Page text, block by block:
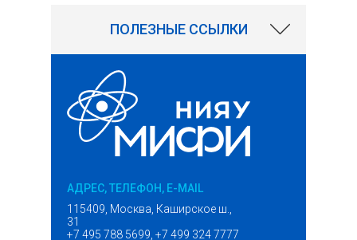
ПОЛЕЗНЫЕ ССЫЛКИ
АДРЕС, ТЕЛЕФОН, E-MAIL
115409, Москва, Каширское ш.,
31
+7 495 788 5699, +7 499 324 7777